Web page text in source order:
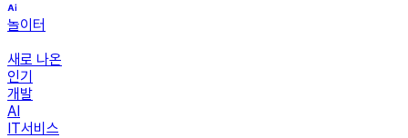
놀이터
새로 나온
인기
개발
AI
IT서비스